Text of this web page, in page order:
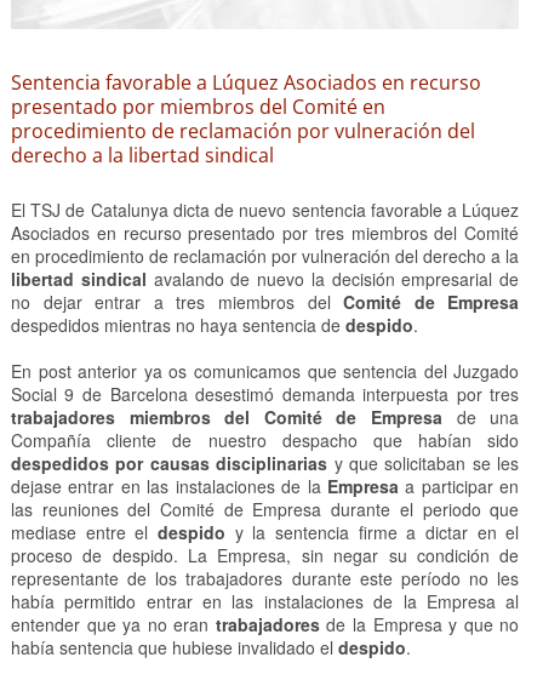
Sentencia favorable a Lúquez Asociados en recurso
presentado por miembros del Comité en
procedimiento de reclamación por vulneración del
derecho a la libertad sindical
El TSJ de Catalunya dicta de nuevo sentencia favorable a Lúquez
Asociados en recurso presentado por tres miembros del Comité
en procedimiento de reclamación por vulneración del derecho a la
libertad sindical avalando de nuevo la decisión empresarial de
no dejar entrar a tres miembros delComité de Empresa
despedidos mientras no haya sentencia de despido.
En post anterior ya os comunicamos que sentencia del Juzgado
Social 9 de Barcelona desestimó demanda interpuesta por tres
trabajadores miembros del Comité de Empresa de una
Compañía cliente de nuestro despacho que habían sido
despedidos por causas disciplinarias y que solicitaban se les
dejase entrar en las instalaciones de la Empresaa participar en
las reuniones del Comité de Empresa durante el periodo que
mediase entre el despido y la sentencia firme a dictar en el
proceso de despido. La Empresa, sin negar su condición de
representante de los trabajadores durante este período no les
había permitido entrar en las instalaciones de la Empresa al
entender que ya no eran trabajadoresde la Empresa y que no
había sentencia que hubiese invalidado el despido.